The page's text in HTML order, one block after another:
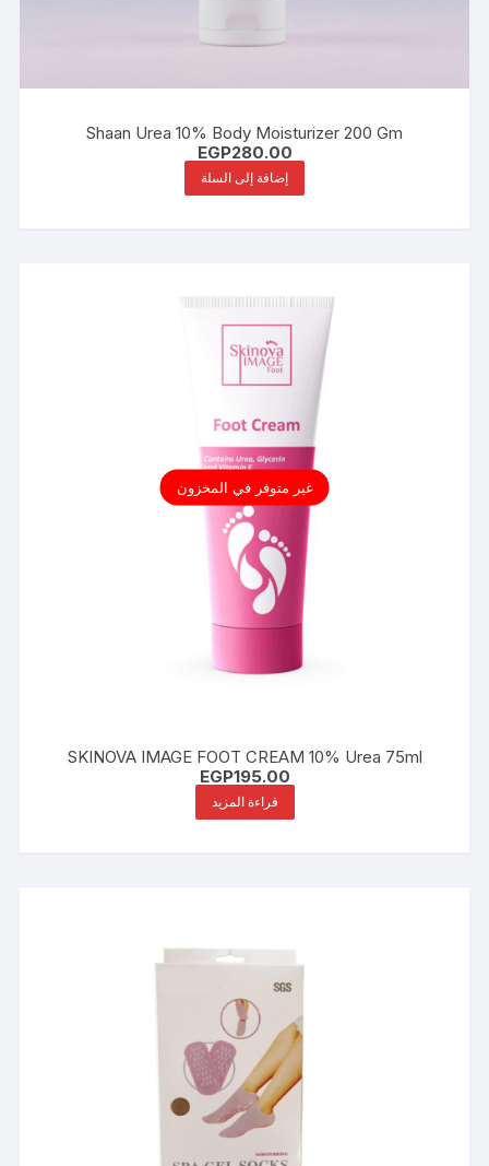
Shaan Urea 10% Body Moisturizer 200 Gm
EGP280.00
إضافة إلى السلة
غير متوفر في المخزون
SKINOVA IMAGE FOOT CREAM 10% Urea 75ml
EGP195.00
قراءة المزيد